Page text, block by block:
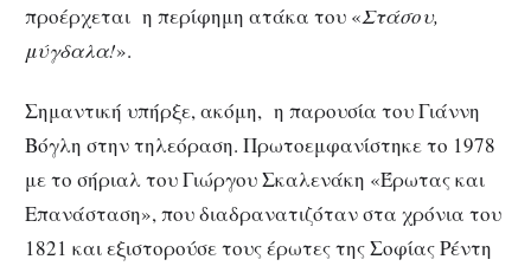
προέρχεται η περίφημη ατάκα του «Στάσου,
μύγδαλα!».
Σημαντική υπήρξε, ακόμη, η παρουσία του Γιάννη
Βόγλη στην τηλεόραση. Πρωτοεμφανίστηκε το 1978
με το σήριαλ του Γιώργου Σκαλενάκη «Έρωτας και
Επανάσταση», που διαδρανατιζόταν στα χρόνια του
1821 και εξιστορούσε τους έρωτες της Σοφίας Ρέντη